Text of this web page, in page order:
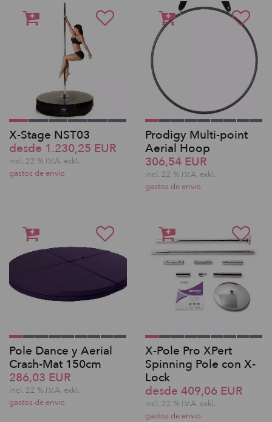
X-Stage NST03
desde 1.230,25 EUR
incl. 22 % I.V.A. exkl.
gastos de envio
Prodigy Multi-point
Aerial Hoop
306,54 EUR
incl. 22 % I.V.A. exkl.
gastos de envio
Pole Dance y Aerial
Crash-Mat 150cm
286,03 EUR
incl. 22 % I.V.A. exkl.
gastos de envio
X-Pole Pro XPert
Spinning Pole con X-
Lock
desde 409,06 EUR
incl. 22 % I.V.A. exkl.
gastos de envio